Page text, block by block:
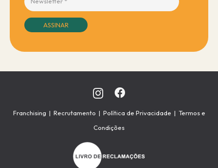
ASSINAR
Franchising | Recrutamento | Política de Privacidade | Termos e
Condições